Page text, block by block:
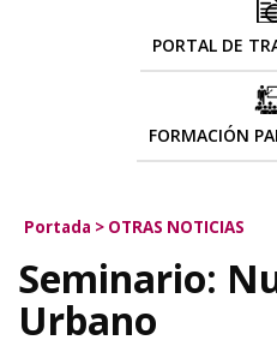
PORTAL DE
FORMACIÓN
Portada > OTRAS NOTICIAS
Seminario:
Urbano